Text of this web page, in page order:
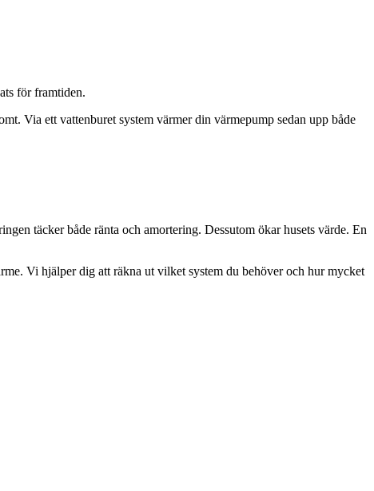
för framtiden.
Via ett vattenburet system värmer din värmepump sedan upp både
täcker både ränta och amortering. Dessutom ökar husets värde. En
Vi hjälper dig att räkna ut vilket system du behöver och hur mycket